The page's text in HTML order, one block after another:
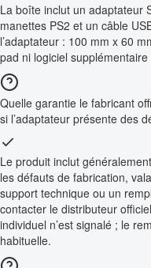
La boîte inclut un adaptateur
manettes PS2 et un câble
l’adaptateur : 100 mm x 60
pad ni logiciel supplémentaire
Quelle garantie le fabricant
si l’adaptateur présente des
Le produit inclut
les défauts de fabrication,
support technique ou un
contacter le distributeur
individuel n’est signalé ; le
habituelle.